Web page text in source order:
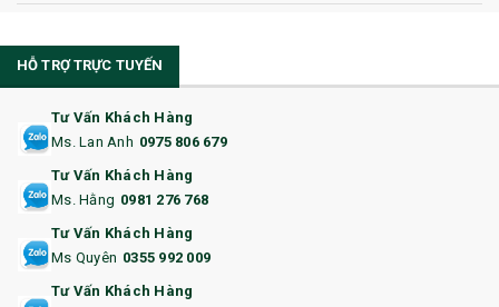
11. CỐC/BÌNH GIỮ NHIỆT
12. BÌNH NƯỚC
14. HỘP/VÍ ĐỰNG NAMECARD
15. BỘ BẤM MÓNG
16. BAO HỘ CHIẾU
HỖ TRỢ TRỰC TUYẾN
Tư Vấn Khách Hàng
Ms. Lan Anh 0975 806 679
Tư Vấn Khách Hàng
Ms. Hằng 0981 276 768
Tư Vấn Khách Hàng
Ms Quyên 0355 992 009
Tư Vấn Khách Hàng